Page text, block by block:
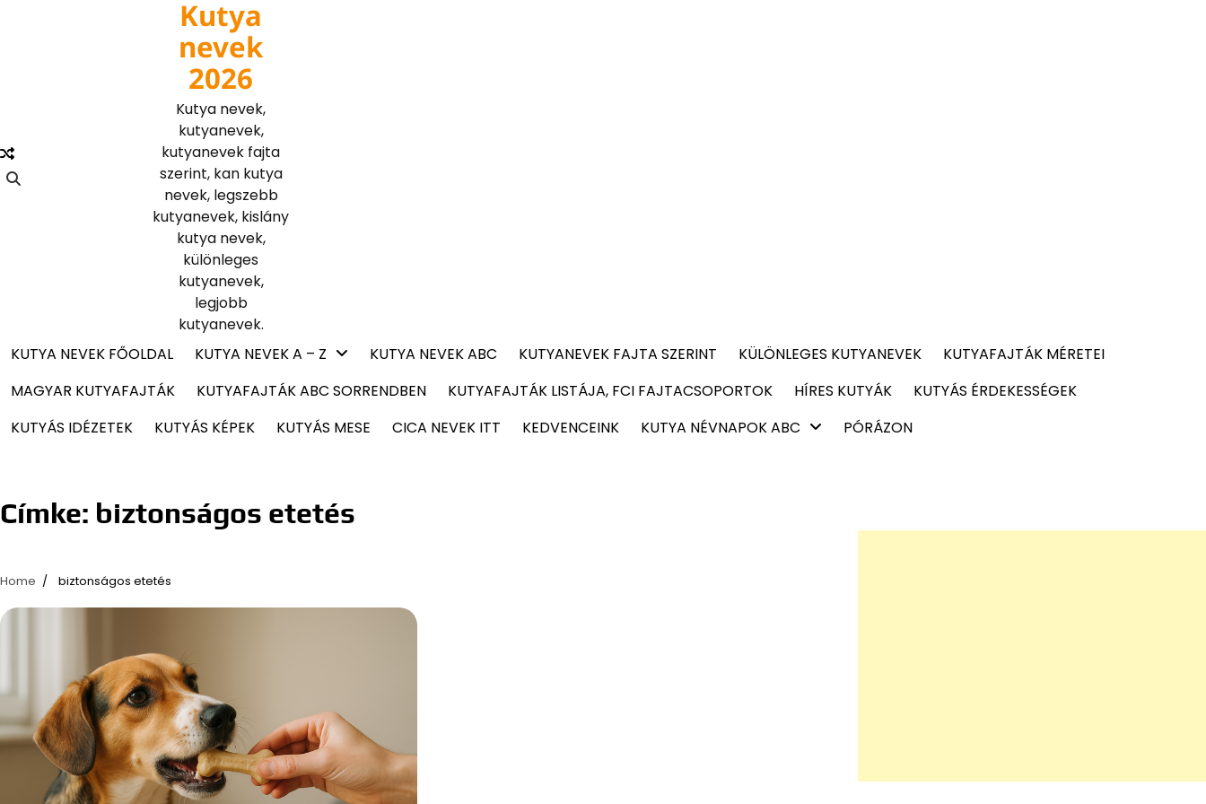
Kutya
nevek
2026
Kutya nevek,
kutyanevek,
kutyanevek fajta
szerint, kan kutya
nevek, legszebb
kutyanevek, kislány
kutya nevek,
különleges
kutyanevek,
legjobb
kutyanevek.
KUTYA NEVEK FŐOLDAL
KUTYA NEVEK A – Z KUTYA NEVEK ABC KUTYANEVEK FAJTA SZERINT KÜLÖNLEGES KUTYANEVEK
KUTYAFAJTÁK MÉRETEI
MAGYAR KUTYAFAJTÁK
KUTYAFAJTÁK ABC SORRENDBEN KUTYAFAJTÁK LISTÁJA, FCI FAJTACSOPORTOK HÍRES KUTYÁK
KUTYÁS ÉRDEKESSÉGEK
KUTYÁS IDÉZETEK
KUTYÁS KÉPEK KUTYÁS MESE CICA NEVEK ITT KEDVENCEINK KUTYA NÉVNAPOK ABC PÓRÁZON
Címke: biztonságos etetés
Home biztonságos etetés